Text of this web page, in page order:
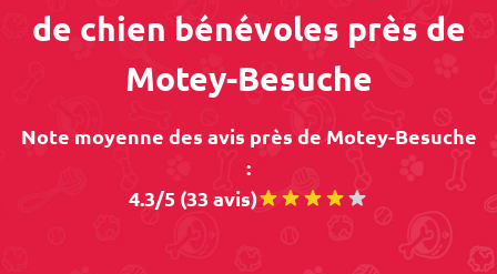
de chien bénévoles près de
Motey-Besuche
Note moyenne des avis près de Motey-Besuche
:
4.3/5 (33 avis)